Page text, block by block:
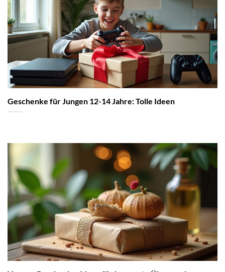
Geschenke für Jungen 12-14 Jahre: Tolle Ideen